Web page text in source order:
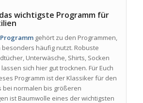
wichtigste Programm für
gehört zu den Programmen,
besonders häufig nutzt. Robuste
Unterwäsche, Shirts, Socken
sich hier gut trocknen. Für Euch
Programm ist der Klassiker für den
bei normalen bis größeren
ist Baumwolle eines der wichtigsten